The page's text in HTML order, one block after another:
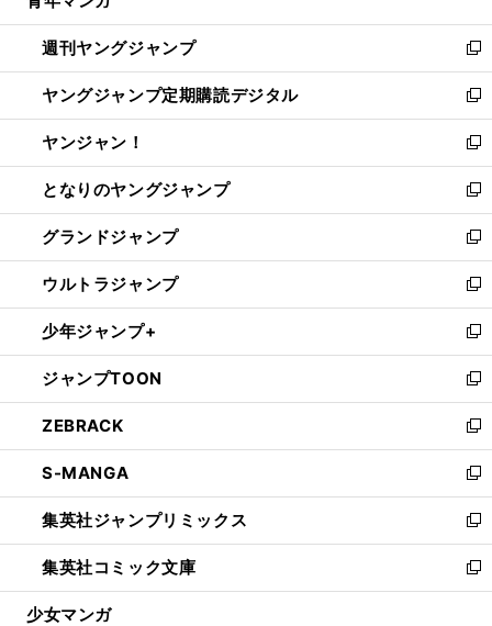
開
く
ウ
で
開
く
ン
ド
ウ
で
開
く
ウ
ィ
ン
ド
ウ
で
開
く
週刊ヤングジャンプ
新
し
い
ウ
ィ
ン
ド
ウ
で
開
く
ヤングジャンプ定期購読デジタル
新
し
い
ウ
ィ
ン
ド
ウ
で
開
く
ヤンジャン！
新
し
い
ウ
ィ
ン
ド
ウ
で
開
く
となりのヤングジャンプ
新
し
い
ウ
ィ
ン
ド
ウ
で
開
く
グランドジャンプ
新
し
い
ウ
ィ
ン
ド
ウ
で
開
く
ウルトラジャンプ
新
し
い
ウ
ィ
ン
ド
ウ
で
開
く
少年ジャンプ+
新
し
い
ウ
ィ
ン
ド
ウ
で
開
く
ジャンプTOON
新
し
い
ウ
ィ
ン
ド
ウ
で
開
ZEBRACK
新
し
い
ウ
ィ
ン
ド
ウ
S-MANGA
新
し
い
ウ
ィ
ン
集英社ジャンプリミックス
新
し
い
ウ
集英社コミック文庫
新
し
少女マンガ